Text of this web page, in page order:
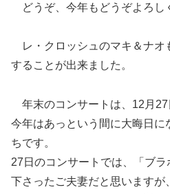
どうぞ、今年もどうぞよろし
レ・クロッシュのマキ＆ナ
することが出来ました。
年末のコンサートは、12月27
今年はあっという間に大晦日
ちです。
27日のコンサートでは、「ブ
下さったご夫妻だと思いますが